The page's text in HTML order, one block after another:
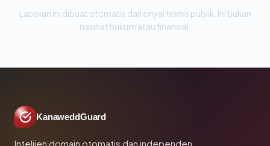
Laporan ini dibuat otomatis dari sinyal teknis publik. Ini bukan
nasihat hukum atau finansial.
KanaweddGuard
Intelijen domain otomatis dan independen